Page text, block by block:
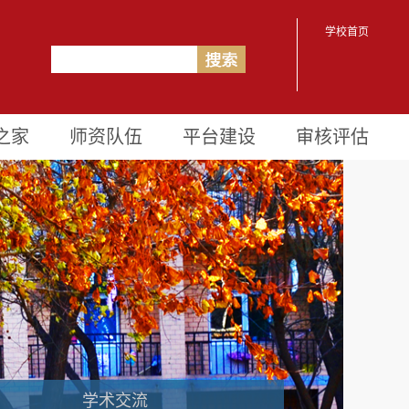
学校首页
家 师资队伍 平台建设 审核评估
学术交流